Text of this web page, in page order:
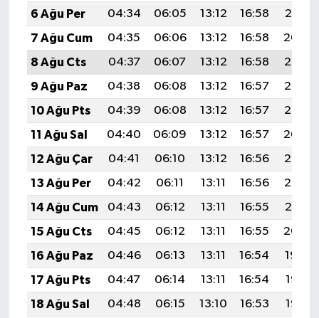
6 Ağu Per
04:34 06:05 13:12 16:58
20:10
7 Ağu Cum
04:35 06:06 13:12 16:58
20:09
8 Ağu Cts
04:37 06:07 13:12 16:58
20:08
9 Ağu Paz
04:38 06:08 13:12 16:57
20:07
10 Ağu Pts
04:39 06:08 13:12 16:57
20:06
11 Ağu Sal
04:40 06:09 13:12 16:57
20:04
12 Ağu Çar
04:41 06:10 13:12 16:56
20:03
13 Ağu Per
04:42 06:11 13:11 16:56
20:02
14 Ağu Cum
04:43 06:12 13:11 16:55
20:01
15 Ağu Cts
04:45 06:12 13:11 16:55
20:00
16 Ağu Paz
04:46 06:13 13:11 16:54
19:59
17 Ağu Pts
04:47 06:14 13:11 16:54
19:57
18 Ağu Sal
04:48 06:15 13:10 16:53
19:56